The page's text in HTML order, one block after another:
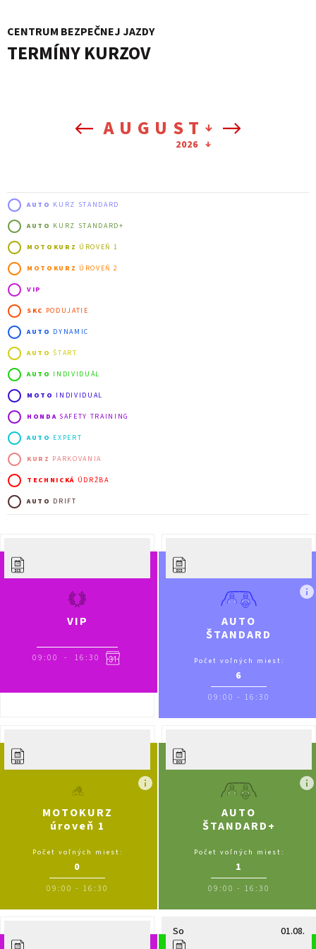
CENTRUM BEZPEČNEJ JAZDY
TERMÍNY KURZOV
AUGUST
2026
AUTO KURZ STANDARD
AUTO KURZ STANDARD+
MOTOKURZ ÚROVEŇ 1
MOTOKURZ ÚROVEŇ 2
VIP
SKC PODUJATIE
AUTO DYNAMIC
AUTO ŠTART
AUTO INDIVIDUÁL
MOTO INDIVIDUAL
HONDA SAFETY TRAINING
AUTO EXPERT
KURZ PARKOVANIA
TECHNICKÁ ÚDRŽBA
AUTO DRIFT
VIP
09:00 - 16:30
AUTO
ŠTANDARD
Počet voľných miest:
6
09:00 - 16:30
MOTOKURZ
úroveň 1
Počet voľných miest:
0
09:00 - 16:30
AUTO
ŠTANDARD+
Počet voľných miest:
1
09:00 - 16:30
So 01.08.